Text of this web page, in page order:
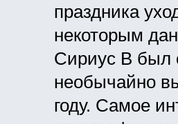
праздника
некоторым
Сириус В был
необычайно
году. Самое